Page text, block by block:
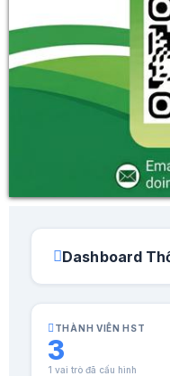
Dashboard
THÀNH VIÊN HST
3
1 vai trò đã cấu hình